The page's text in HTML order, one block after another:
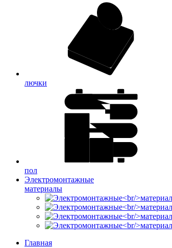
лючки
пол
Электромонтажные
материалы
Главная